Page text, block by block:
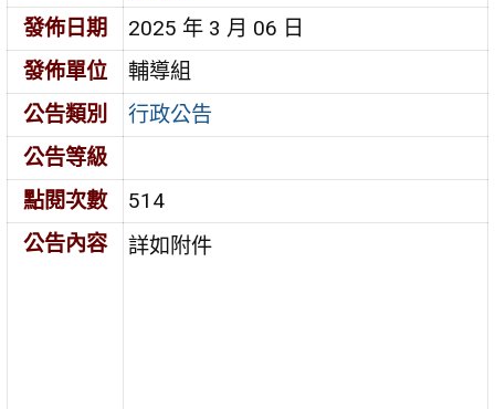
發佈日期
2025 年 3 月 06 日
發佈單位
輔導組
公告類別
行政公告
公告等級
點閱次數
514
公告內容
詳如附件